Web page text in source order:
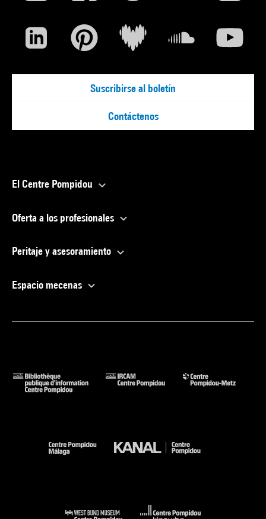
Suscribirse al boletín
Contáctenos
El Centre Pompidou
Oferta a los profesionales
Peritaje y asesoramiento
Espacio mecenas